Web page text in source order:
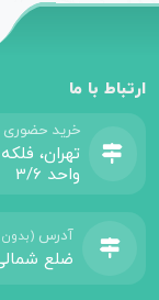
ارتباط با ما
خرید
واحد 3/6
آدرس
ضلع